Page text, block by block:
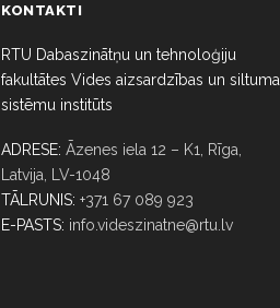
KONTAKTI
RTU Dabaszinātņu un tehnoloģiju
fakultātes Vides aizsardzības un siltuma
sistēmu institūts
ADRESE: Āzenes iela 12 – K1, Rīga,
Latvija, LV-1048
TĀLRUNIS: +371 67 089 923
E-PASTS: info.videszinatne@rtu.lv